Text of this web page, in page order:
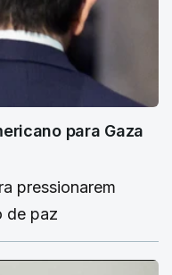
para Gaza
pressionarem
de paz